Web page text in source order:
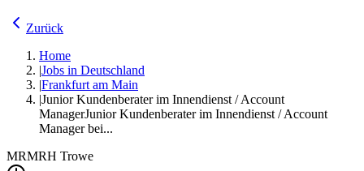
Zurück
Home
|Jobs in Deutschland
|Frankfurt am Main
|Junior Kundenberater im Innendienst / Account
ManagerJunior Kundenberater im Innendienst / Account
Manager bei...
MRMRH Trowe